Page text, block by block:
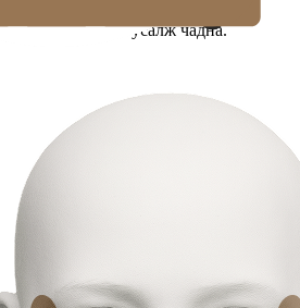
байдлыг сайжруулснаар
арчилгаанд тусалж чадна.